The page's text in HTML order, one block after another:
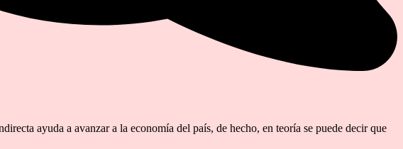
ayuda a avanzar a la economía del país, de hecho, en teoría se puede decir que